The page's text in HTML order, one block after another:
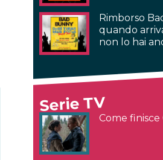
Rimborso
quando
non lo hai
Serie TV
Come